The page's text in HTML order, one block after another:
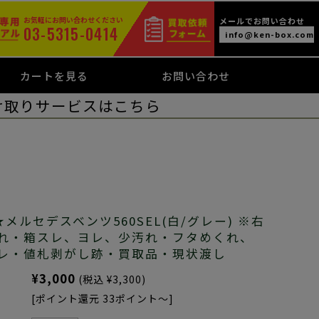
お気軽にお問い合わせください
03-5315-0414
メールでお問い合わせ
info@ken-box.com
カートを見る お問い合わせ
りサービスはこちら
ルセデスベンツ560SEL(白/グレー) ※右
・箱スレ、ヨレ、少汚れ・フタめくれ、
・値札剥がし跡・買取品・現状渡し
¥3,000 (税込 ¥3,300)
[ポイント還元 33ポイント～]